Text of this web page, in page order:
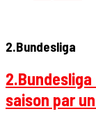
2.Bundesliga
saison par